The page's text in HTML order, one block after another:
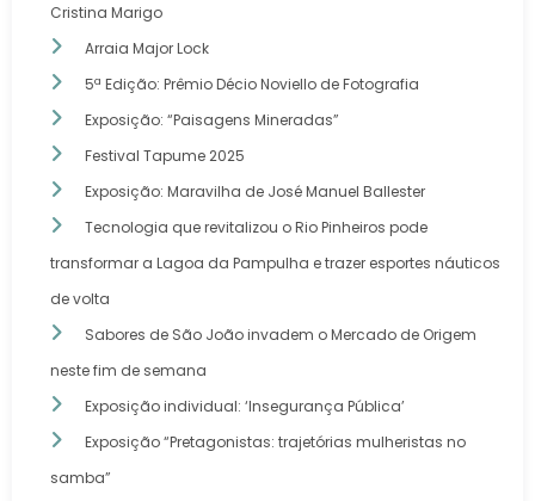
Cristina Marigo
Arraia Major Lock
5ª Edição: Prêmio Décio Noviello de Fotografia
Exposição: “Paisagens Mineradas”
Festival Tapume 2025
Exposição: Maravilha de José Manuel Ballester
Tecnologia que revitalizou o Rio Pinheiros pode
transformar a Lagoa da Pampulha e trazer esportes náuticos
de volta
Sabores de São João invadem o Mercado de Origem
neste fim de semana
Exposição individual: ‘Insegurança Pública’
Exposição “Pretagonistas: trajetórias mulheristas no
samba”